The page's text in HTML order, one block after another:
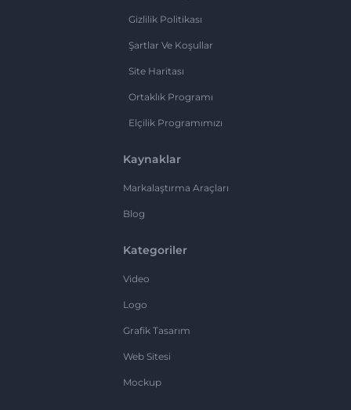
Gizlilik Politikası
Şartlar Ve Koşullar
Site Haritası
Ortaklık Programı
Elçilik Programımızı
Kaynaklar
Markalaştırma Araçları
Blog
Kategoriler
Video
Logo
Grafik Tasarım
Web Sitesi
Mockup